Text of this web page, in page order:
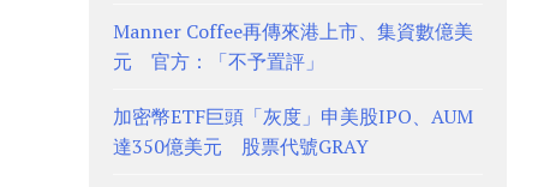
Manner Coffee再傳來港上市、集資數億美
元 官方：「不予置評」
加密幣ETF巨頭「灰度」申美股IPO、AUM
達350億美元 股票代號GRAY